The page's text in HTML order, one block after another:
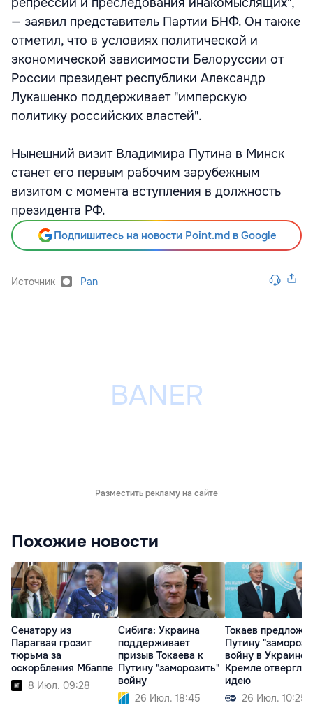
— заявил представитель Партии БНФ. Он также
отметил, что в условиях политической и
экономической зависимости Белоруссии от
России президент республики Александр
Лукашенко поддерживает "имперскую
политику российских властей".
Нынешний визит Владимира Путина в Минск
станет его первым рабочим зарубежным
визитом с момента вступления в должность
президента РФ.
Подпишитесь на новости Point.md в Google
Источник Pan
Разместить рекламу на сайте
Похожие новости
Сенатору из
Парагвая грозит
тюрьма за
оскорбления Мбаппе
8 Июл. 09:28
Сибига: Украина
поддерживает
призыв Токаева к
Путину "заморозить"
войну
26 Июл. 18:45
Токаев
Путину
войну в Украине,
Кремле отвергли
идею
26 Июл. 10:25